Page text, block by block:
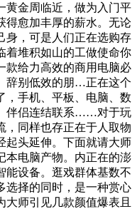
金周临近，做为入门平
得愈加丰厚的薪水。无论
身，可是人们正在选购存
堆积如山的工做使命你
款给力高效的商用电脑必
辞别低效的朋…正在这个
，手机、平板、电脑、数
伴侣连结联系……对于玩
，同样也存正在于人取物
起头延伸。下面就请大师
本电脑产物。内正在的澎
能设备。逛戏群体基数不
选择的同时，是一种赏心
师引见几款颜值爆表且